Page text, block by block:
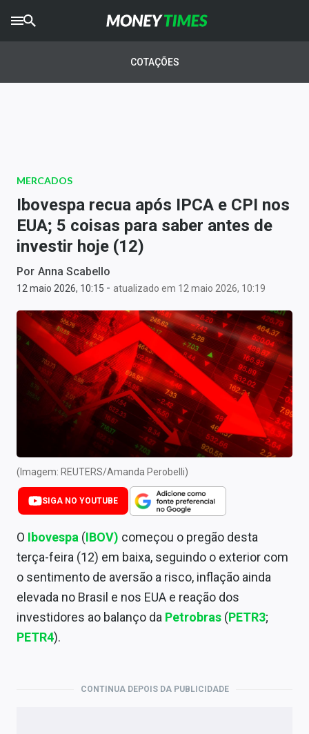
AGROTIMES
Newsletters
Money Trader
Anuncie
Últimas Notícias
Newsletters
Cotações
Comprar ou vender?
Carteiras Recomendadas
Central de Dividendos
Central de Fundos Imobiliários
Central dos IPOs
Renda Fixa
Finanças Pessoais
Mercados
Economia
COTAÇÕES
MERCADOS
Ibovespa recua após IPCA e CPI nos
EUA; 5 coisas para saber antes de
investir hoje (12)
Por Anna Scabello
12 maio 2026, 10:15 - atualizado em 12 maio 2026, 10:19
(Imagem: REUTERS/Amanda Perobelli)
SIGA NO YOUTUBE
O Ibovespa (IBOV) começou o pregão desta
terça-feira (12) em baixa, seguindo o exterior com
o sentimento de aversão a risco, inflação ainda
elevada no Brasil e nos EUA e reação dos
investidores ao balanço da Petrobras (PETR3;
PETR4).
CONTINUA DEPOIS DA PUBLICIDADE